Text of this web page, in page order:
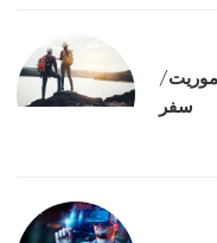
سفر